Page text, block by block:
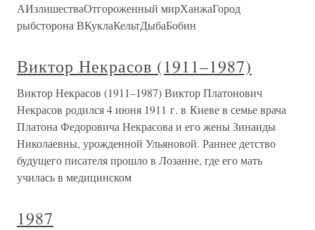
АИзлишестваОтгороженный мирХанжаГород
рыбсторона ВКуклаКельтДыбаБобин
Виктор Некрасов (1911–1987)
Виктор Некрасов (1911–1987) Виктор Платонович
Некрасов родился 4 июня 1911 г. в Киеве в семье врача
Платона Федоровича Некрасова и его жены Зинаиды
Николаевны, урожденной Ульяновой. Раннее детство
будущего писателя прошло в Лозанне, где его мать
училась в медицинском
1987